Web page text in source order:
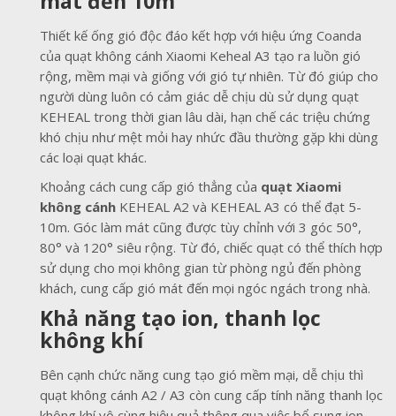
Thiết kế ống gió độc đáo kết hợp với hiệu ứng Coanda
của quạt không cánh Xiaomi Keheal A3 tạo ra luồn gió
rộng, mềm mại và giống với gió tự nhiên. Từ đó giúp cho
người dùng luôn có cảm giác dễ chịu dù sử dụng quạt
KEHEAL trong thời gian lâu dài, hạn chế các triệu chứng
khó chịu như mệt mỏi hay nhức đầu thường gặp khi dùng
các loại quạt khác.
Khoảng cách cung cấp gió thẳng của quạt Xiaomi
không cánh KEHEAL A2 và KEHEAL A3 có thể đạt 5-
10m. Góc làm mát cũng được tùy chỉnh với 3 góc 50°,
80° và 120° siêu rộng. Từ đó, chiếc quạt có thể thích hợp
sử dụng cho mọi không gian từ phòng ngủ đến phòng
khách, cung cấp gió mát đến mọi ngóc ngách trong nhà.
Khả năng tạo ion, thanh lọc
không khí
Bên cạnh chức năng cung tạo gió mềm mại, dễ chịu thì
quạt không cánh A2 / A3 còn cung cấp tính năng thanh lọc